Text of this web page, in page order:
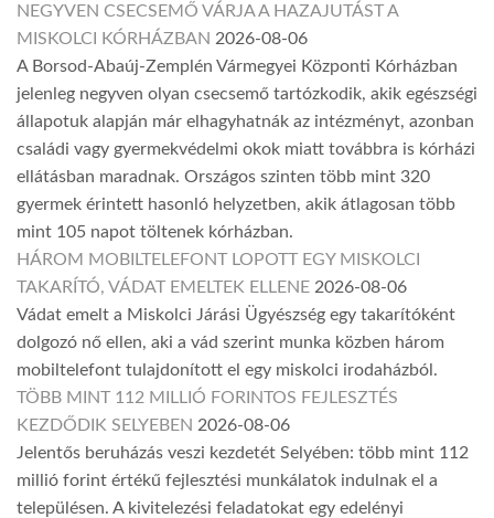
NEGYVEN CSECSEMŐ VÁRJA A HAZAJUTÁST A
MISKOLCI KÓRHÁZBAN 2026-08-06
A Borsod-Abaúj-Zemplén Vármegyei Központi Kórházban
jelenleg negyven olyan csecsemő tartózkodik, akik egészségi
állapotuk alapján már elhagyhatnák az intézményt, azonban
családi vagy gyermekvédelmi okok miatt továbbra is kórházi
ellátásban maradnak. Országos szinten több mint 320
gyermek érintett hasonló helyzetben, akik átlagosan több
mint 105 napot töltenek kórházban.
HÁROM MOBILTELEFONT LOPOTT EGY MISKOLCI
TAKARÍTÓ, VÁDAT EMELTEK ELLENE 2026-08-06
Vádat emelt a Miskolci Járási Ügyészség egy takarítóként
dolgozó nő ellen, aki a vád szerint munka közben három
mobiltelefont tulajdonított el egy miskolci irodaházból.
TÖBB MINT 112 MILLIÓ FORINTOS FEJLESZTÉS
KEZDŐDIK SELYEBEN 2026-08-06
Jelentős beruházás veszi kezdetét Selyében: több mint 112
millió forint értékű fejlesztési munkálatok indulnak el a
településen. A kivitelezési feladatokat egy edelényi